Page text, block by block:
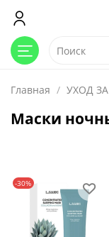
Главная УХОД
Маски
-30%